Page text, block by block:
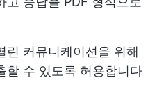
린 커뮤니케이션을 위해
할 수 있도록 허용합니다